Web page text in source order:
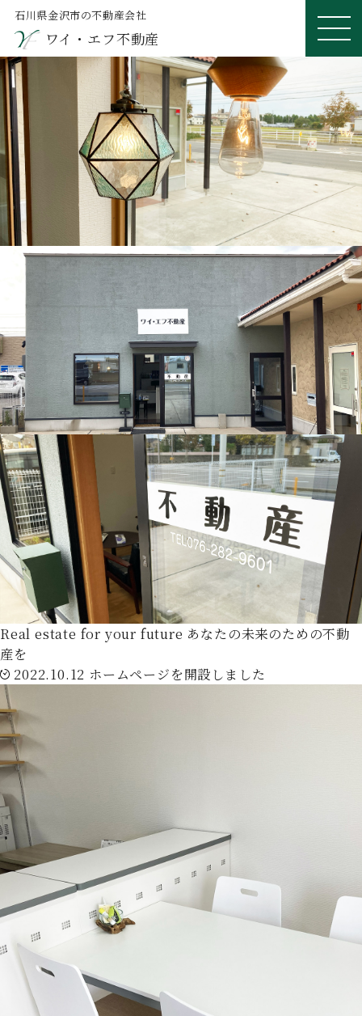
石川県金沢市の不動産会社
ワイ・エフ不動産
ME
NU
Real estate for your future あなたの未来のための不動
産を
2022.10.12 ホームページを開設しました